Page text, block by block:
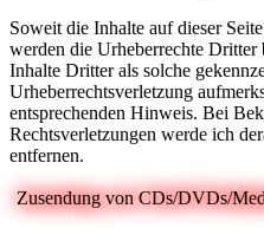
Soweit die Inhalte auf dieser
werden die Urheberrechte Dritter
Inhalte Dritter als solche
Urheberrechtsverletzung
entsprechenden Hinweis. Bei
Rechtsverletzungen werde ich
entfernen.
Zusendung von CDs/DVDs/